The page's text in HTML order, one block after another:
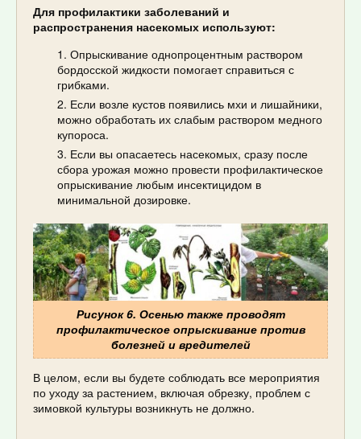
Для профилактики заболеваний и
распространения насекомых используют:
Опрыскивание однопроцентным раствором
бордосской жидкости помогает справиться с
грибками.
Если возле кустов появились мхи и лишайники,
можно обработать их слабым раствором медного
купороса.
Если вы опасаетесь насекомых, сразу после
сбора урожая можно провести профилактическое
опрыскивание любым инсектицидом в
минимальной дозировке.
Рисунок 6. Осенью также проводят
профилактическое опрыскивание против
болезней и вредителей
В целом, если вы будете соблюдать все мероприятия
по уходу за растением, включая обрезку, проблем с
зимовкой культуры возникнуть не должно.